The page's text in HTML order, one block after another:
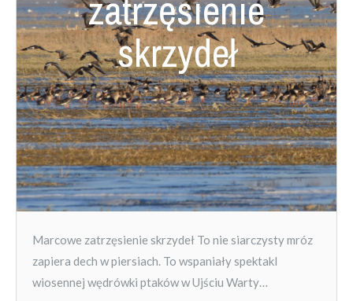
skrzydeł
Marcowe zatrzęsienie skrzydeł To nie siarczysty mróz
zapiera dech w piersiach. To wspaniały spektakl
wiosennej wędrówki ptaków w Ujściu Warty…